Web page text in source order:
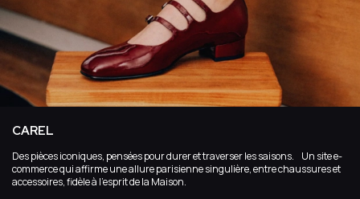
CAREL
Des pièces iconiques, pensées pour durer et traverser les saisons. Un site e-
commerce qui affirme une allure parisienne singulière, entre chaussures et
accessoires, fidèle à l’esprit de la Maison.